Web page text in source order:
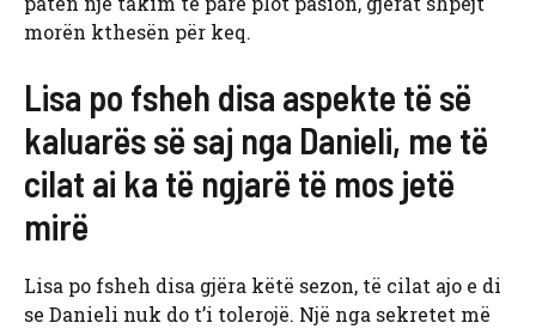
morën kthesën për keq.
Lisa po fsheh disa aspekte të së
kaluarës së saj nga Danieli, me të
cilat ai ka të ngjarë të mos jetë
mirë
Lisa po fsheh disa gjëra këtë sezon, të cilat ajo e di
se Danieli nuk do t’i tolerojë. Një nga sekretet më